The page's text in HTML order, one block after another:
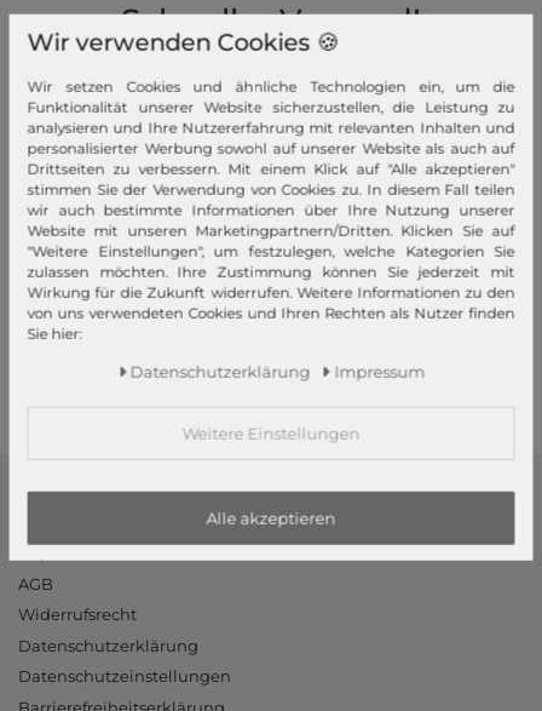
Schneller Versand!
Wir versenden Ihre Bestellung schnell per Premiumversand.
Mehr dazu!
Ihre Vorteile
Premiumversand, Große Auswahl, faire Preise, Freundlicher &
schneller Service
Mehr dazu!
AGB
Widerrufsrecht
Datenschutzerklärung
Datenschutzeinstellungen
Wir verwenden Cookies 🍪
Wir setzen Cookies und ähnliche Technologien ein, um die
Funktionalität unserer Website sicherzustellen, die Leistung zu
analysieren und Ihre Nutzererfahrung mit relevanten Inhalten und
personalisierter Werbung sowohl auf unserer Website als auch auf
Drittseiten zu verbessern. Mit einem Klick auf "Alle akzeptieren"
stimmen Sie der Verwendung von Cookies zu. In diesem Fall teilen
wir auch bestimmte Informationen über Ihre Nutzung unserer
Website mit unseren Marketingpartnern/Dritten. Klicken Sie auf
"Weitere Einstellungen", um festzulegen, welche Kategorien Sie
zulassen möchten. Ihre Zustimmung können Sie jederzeit mit
Wirkung für die Zukunft widerrufen. Weitere Informationen zu den
von uns verwendeten Cookies und Ihren Rechten als Nutzer finden
Sie hier:
Daten­schutz­erklärung Impressum
Weitere Einstellungen
Alle akzeptieren